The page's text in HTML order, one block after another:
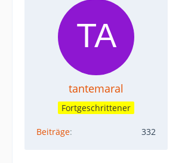
tantemaral
Fortgeschrittener
Beiträge 332